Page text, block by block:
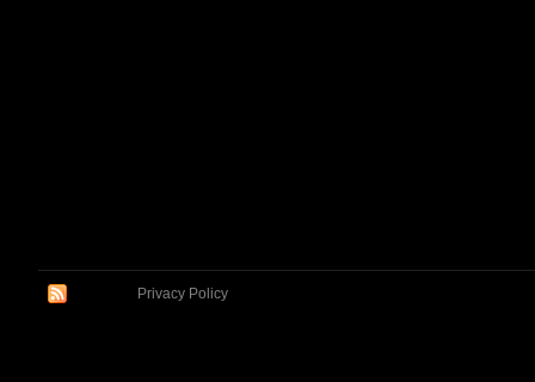
Privacy Policy